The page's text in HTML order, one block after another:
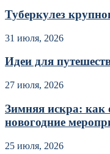
Туберкулез
31 июля, 2026
Идеи для
27 июля, 2026
Зимняя искра: как
новогодние
25 июля, 2026